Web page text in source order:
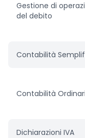
Gestione di
del debito
Contabilità
Contabilità
Dichiarazioni IVA